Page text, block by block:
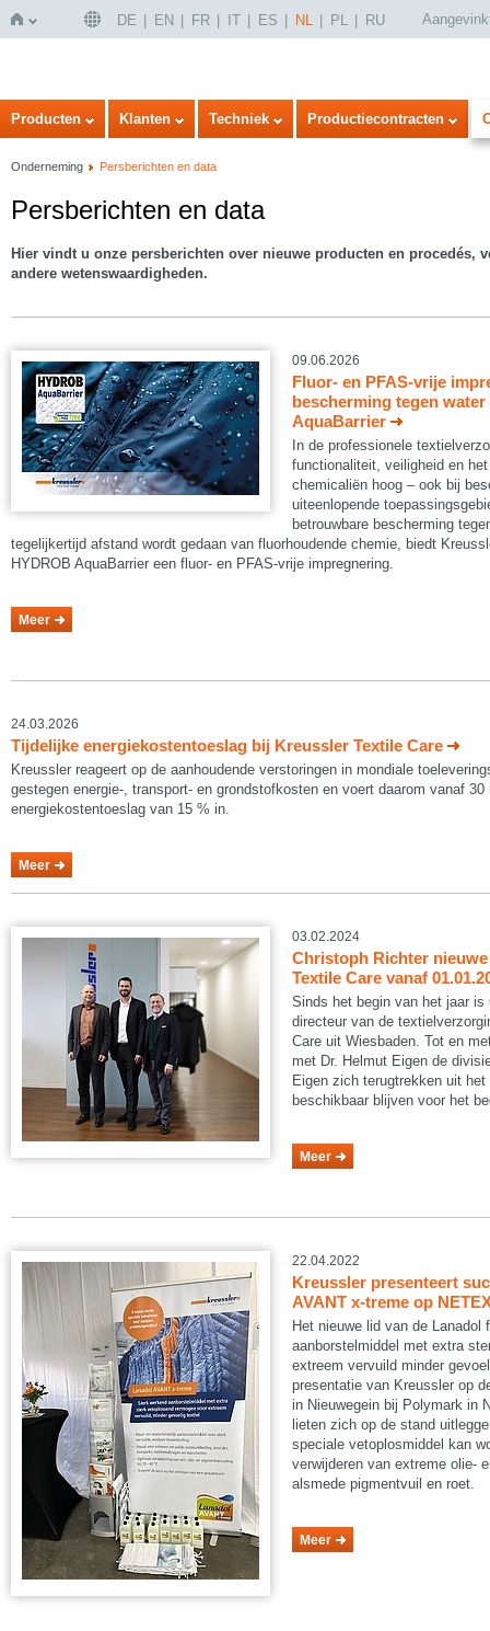
Home
DE EN FR IT ES NL PL RU
Producten Klanten Techniek Productiecontracten
Onderneming Persberichten en data
Persberichten en data
Hier vindt u onze persberichten over nieuwe producten en procedés,
andere wetenswaardigheden.
09.06.2026
Fluor- en PFAS-vrije
bescherming tegen
AquaBarrier
In de professionele
functionaliteit, veiligheid en
chemicaliën hoog – ook bij
uiteenlopende
betrouwbare bescherming
tegelijkertijd afstand wordt gedaan van fluorhoudende chemie, biedt
HYDROB AquaBarrier een fluor- en PFAS-vrije impregnering.
Meer
24.03.2026
Tijdelijke energiekostentoeslag bij Kreussler Textile Care
Kreussler reageert op de aanhoudende verstoringen in mondiale
gestegen energie‑, transport‑ en grondstofkosten en voert daarom vanaf
energiekostentoeslag van 15 % in.
Meer
03.02.2024
Christoph Richter
Textile Care vanaf
Sinds het begin van het jaar is
directeur van de
Care uit Wiesbaden. Tot en
met Dr. Helmut Eigen de
Eigen zich terugtrekken uit
beschikbaar blijven voor het
Meer
22.04.2022
Kreussler presenteert
AVANT x-treme op
Het nieuwe lid van de
aanborstelmiddel met extra
extreem vervuild minder
presentatie van Kreussler op
in Nieuwegein bij Polymark in
lieten zich op de stand
speciale vetoplosmiddel kan
verwijderen van extreme olie-
alsmede pigmentvuil en roet.
Meer